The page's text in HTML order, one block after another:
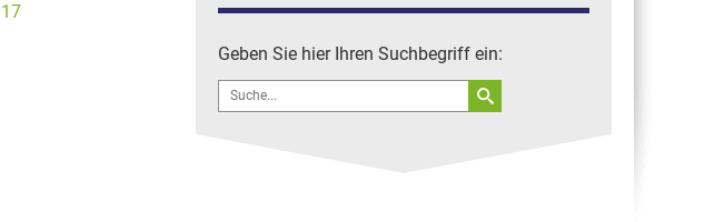
Straubing Tigers fliegen zu
Flugzeuge in Straubing
Geben Sie hier Ihren Suchbegriff ein:
Search